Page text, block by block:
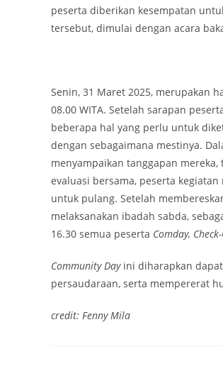
peserta diberikan kesempatan
tersebut, dimulai dengan acara
Senin, 31 Maret 2025, merupakan
08.00 WITA. Setelah sarapan
beberapa hal yang perlu untuk
dengan sebagaimana mestinya.
menyampaikan tanggapan
evaluasi bersama, peserta
untuk pulang. Setelah
melaksanakan ibadah sabda,
16.30 semua peserta Comday,
Community Dayini diharapkan
persaudaraan, serta mempererat
credit: Fenny Mila